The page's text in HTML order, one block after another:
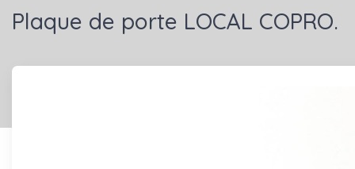
Plaque de porte LOCAL COPRO.